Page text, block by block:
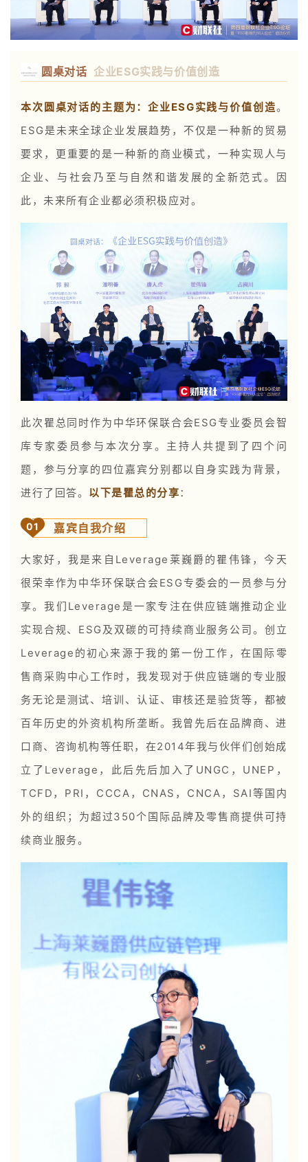
圆桌对话 企业ESG实践与价值创造
本次圆桌对话的主题为：企业ESG实践与价值创造。
ESG是未来全球企业发展趋势，不仅是一种新的贸易
要求，更重要的是一种新的商业模式，一种实现人与
企业、与社会乃至与自然和谐发展的全新范式。因
此，未来所有企业都必须积极应对。
此次瞿总同时作为中华环保联合会ESG专业委员会智
库专家委员参与本次分享。主持人共提到了四个问
题，参与分享的四位嘉宾分别都以自身实践为背景，
进行了回答。 以下是瞿总的分享：
01 嘉宾自我介绍
大家好，我是来自Leverage莱巍爵的瞿伟锋，今天
很荣幸作为中华环保联合会ESG专委会的一员参与分
享。我们Leverage是一家专注在供应链端推动企业
实现合规、ESG及双碳的可持续商业服务公司。创立
Leverage的初心来源于我的第一份工作，在国际零
售商采购中心工作时，我发现对于供应链端的专业服
务无论是测试、培训、认证、审核还是验货等，都被
百年历史的外资机构所垄断。我曾先后在品牌商、进
口商、咨询机构等任职，在2014年我与伙伴们创始成
立了Leverage，此后先后加入了UNGC，UNEP，
TCFD，PRI，CCCA，CNAS，CNCA，SAI等国内
外的组织；为超过350个国际品牌及零售商提供可持
续商业服务。